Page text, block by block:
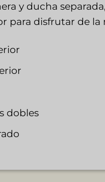
y ducha
para disfrutar de la
dobles